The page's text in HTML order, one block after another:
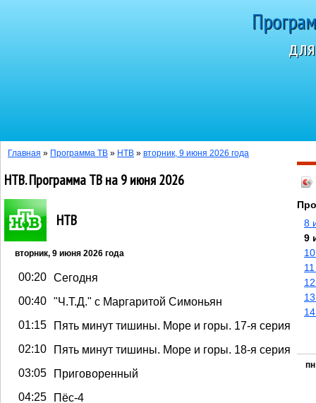
Главная » Программа ТВ » НТВ » вторник, 9 июня 2026 года
НТВ. Программа ТВ на 9 июня 2026
НТВ
вторник, 9 июня 2026 года
00:20 Сегодня
00:40 "Ч.T.Д." с Маргаритой Симоньян
01:15 Пять минут тишины. Море и горы. 17-я серия
02:10 Пять минут тишины. Море и горы. 18-я серия
03:05 Приговоренный
04:25 Пёс-4
8
9
пн